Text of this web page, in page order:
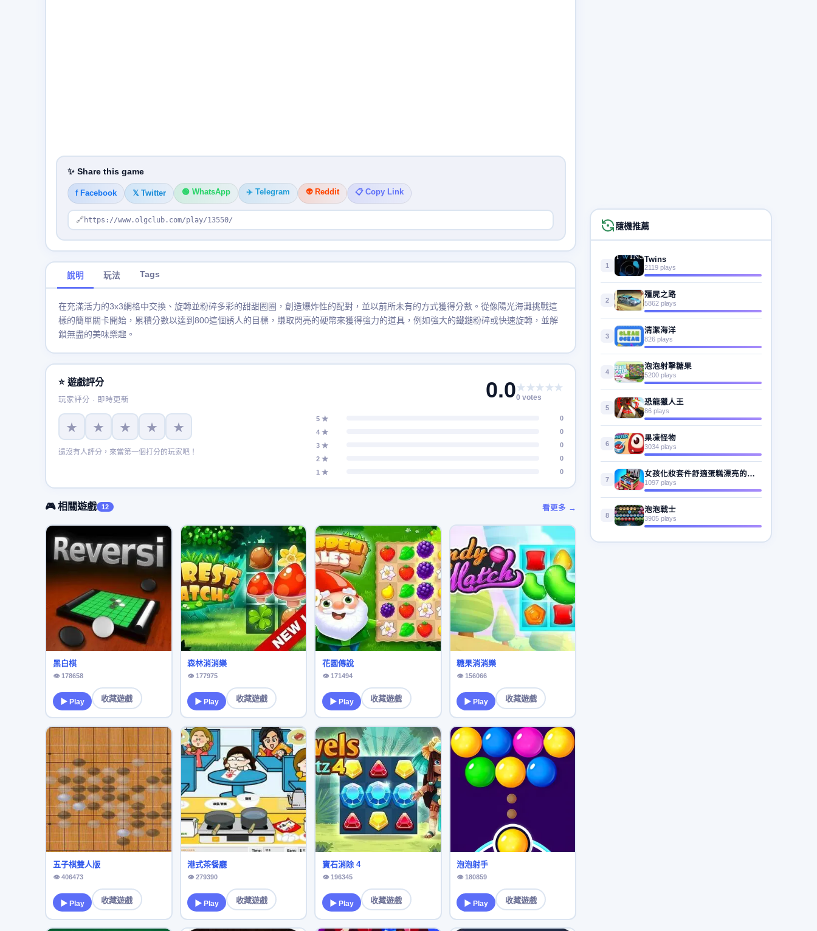
✨ Share this game
f Facebook 𝕏 Twitter 🟢 WhatsApp ✈️ Telegram 👽 Reddit 📋 Copy Link
🔗 https://www.olgclub.com/play/13550/
說明 玩法 Tags
在充滿活力的3x3網格中交換、旋轉並粉碎多彩的甜甜圈圈，創造爆炸性的配對，並以前所未有的方式獲得分數。從像陽光海灘挑戰這
樣的簡單關卡開始，累積分數以達到800這個誘人的目標，賺取閃亮的硬幣來獲得強力的道具，例如強大的鐵鎚粉碎或快速旋轉，並解
鎖無盡的美味樂趣。
⭐ 遊戲評分
玩家評分 · 即時更新 0.0★★★★★
0 votes
★ ★ ★ ★ ★
還沒有人評分，來當第一個打分的玩家吧！
5 ★
0
4 ★
0
3 ★
0
2 ★
0
1 ★
0
🎮 相關遊戲 12 看更多 →
黑白棋
👁 178658
▶ Play 收藏遊戲
森林消消樂
👁 177975
▶ Play 收藏遊戲
花園傳說
👁 171494
▶ Play 收藏遊戲
糖果消消樂
👁 156066
▶ Play 收藏遊戲
五子棋雙人版
👁 406473
▶ Play 收藏遊戲
港式茶餐廳
👁 279390
▶ Play 收藏遊戲
寶石消除 4
👁 196345
▶ Play 收藏遊戲
泡泡射手
👁 180859
▶ Play 收藏遊戲
隨機推薦
1
Twins
2119 plays
2
殭屍之路
5862 plays
3
清潔海洋
826 plays
4
泡泡射擊糖果
5200 plays
5
恐龍獵人王
86 plays
6
果凍怪物
3034 plays
7
女孩化妝套件舒適蛋糕漂亮的盒子麵包店遊戲
1097 plays
8
泡泡戰士
3905 plays